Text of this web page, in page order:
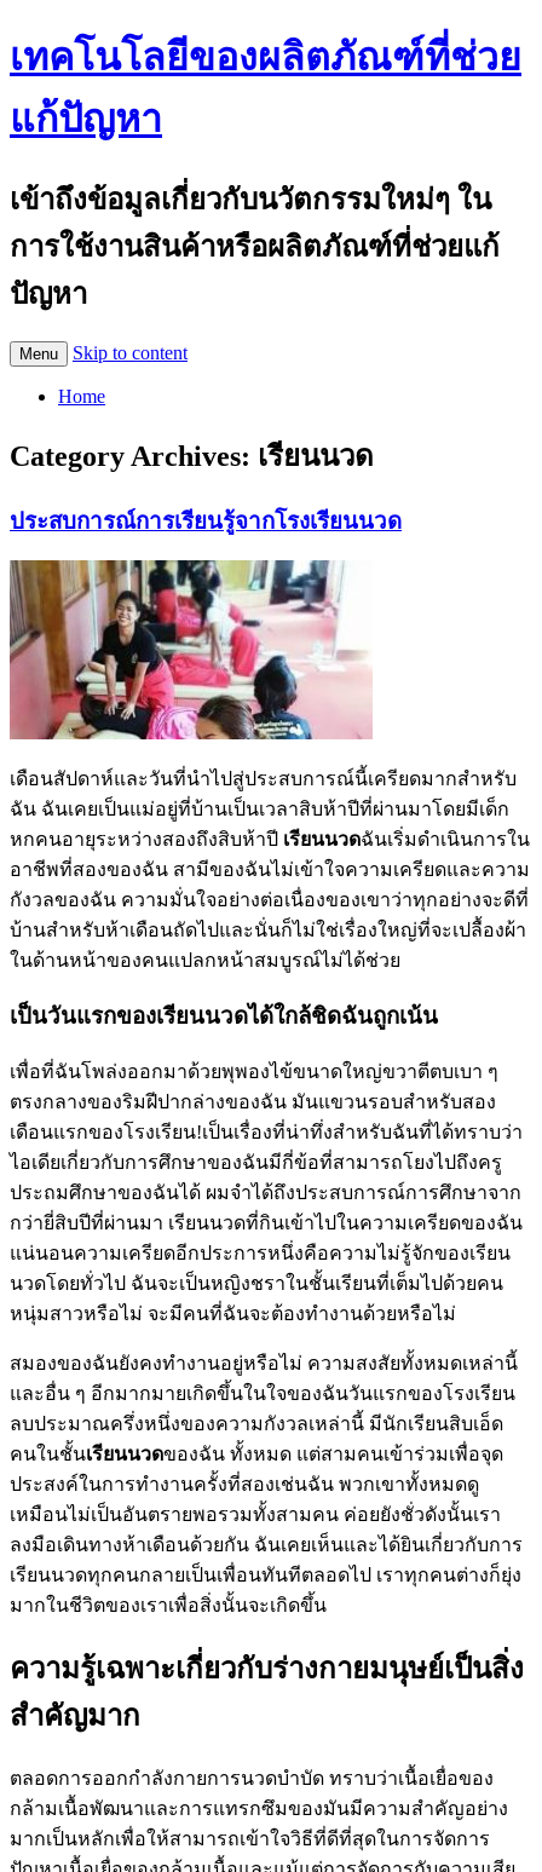
เทคโนโลยีของผลิตภัณฑ์ที่ช่วย
แก้ปัญหา
เข้าถึงข้อมูลเกี่ยวกับนวัตกรรมใหม่ๆ ใน
การใช้งานสินค้าหรือผลิตภัณฑ์ที่ช่วยแก้
ปัญหา
Menu Skip to content
Home
Category Archives: เรียนนวด
ประสบการณ์การเรียนรู้จากโรงเรียนนวด
เดือนสัปดาห์และวันที่นำไปสู่ประสบการณ์นี้เครียดมากสำหรับ
ฉัน ฉันเคยเป็นแม่อยู่ที่บ้านเป็นเวลาสิบห้าปีที่ผ่านมาโดยมีเด็ก
หกคนอายุระหว่างสองถึงสิบห้าปี เรียนนวดฉันเริ่มดำเนินการใน
อาชีพที่สองของฉัน สามีของฉันไม่เข้าใจความเครียดและความ
กังวลของฉัน ความมั่นใจอย่างต่อเนื่องของเขาว่าทุกอย่างจะดีที่
บ้านสำหรับห้าเดือนถัดไปและนั่นก็ไม่ใช่เรื่องใหญ่ที่จะเปลื้องผ้า
ในด้านหน้าของคนแปลกหน้าสมบูรณ์ไม่ได้ช่วย
เป็นวันแรกของเรียนนวดได้ใกล้ชิดฉันถูกเน้น
เพื่อที่ฉันโพล่งออกมาด้วยพุพองไข้ขนาดใหญ่ขวาตีตบเบา ๆ
ตรงกลางของริมฝีปากล่างของฉัน มันแขวนรอบสำหรับสอง
เดือนแรกของโรงเรียน!เป็นเรื่องที่น่าทึ่งสำหรับฉันที่ได้ทราบว่า
ไอเดียเกี่ยวกับการศึกษาของฉันมีกี่ข้อที่สามารถโยงไปถึงครู
ประถมศึกษาของฉันได้ ผมจำได้ถึงประสบการณ์การศึกษาจาก
กว่ายี่สิบปีที่ผ่านมา เรียนนวดที่กินเข้าไปในความเครียดของฉัน
แน่นอนความเครียดอีกประการหนึ่งคือความไม่รู้จักของเรียน
นวดโดยทั่วไป ฉันจะเป็นหญิงชราในชั้นเรียนที่เต็มไปด้วยคน
หนุ่มสาวหรือไม่ จะมีคนที่ฉันจะต้องทำงานด้วยหรือไม่
สมองของฉันยังคงทำงานอยู่หรือไม่ ความสงสัยทั้งหมดเหล่านี้
และอื่น ๆ อีกมากมายเกิดขึ้นในใจของฉันวันแรกของโรงเรียน
ลบประมาณครึ่งหนึ่งของความกังวลเหล่านี้ มีนักเรียนสิบเอ็ด
คนในชั้นเรียนนวดของฉัน ทั้งหมด แต่สามคนเข้าร่วมเพื่อจุด
ประสงค์ในการทำงานครั้งที่สองเช่นฉัน พวกเขาทั้งหมดดู
เหมือนไม่เป็นอันตรายพอรวมทั้งสามคน ค่อยยังชั่วดังนั้นเรา
ลงมือเดินทางห้าเดือนด้วยกัน ฉันเคยเห็นและได้ยินเกี่ยวกับการ
เรียนนวดทุกคนกลายเป็นเพื่อนทันทีตลอดไป เราทุกคนต่างก็ยุ่ง
มากในชีวิตของเราเพื่อสิ่งนั้นจะเกิดขึ้น
ความรู้เฉพาะเกี่ยวกับร่างกายมนุษย์เป็นสิ่ง
สำคัญมาก
ตลอดการออกกำลังกายการนวดบำบัด ทราบว่าเนื้อเยื่อของ
กล้ามเนื้อพัฒนาและการแทรกซึมของมันมีความสำคัญอย่าง
มากเป็นหลักเพื่อให้สามารถเข้าใจวิธีที่ดีที่สุดในการจัดการ